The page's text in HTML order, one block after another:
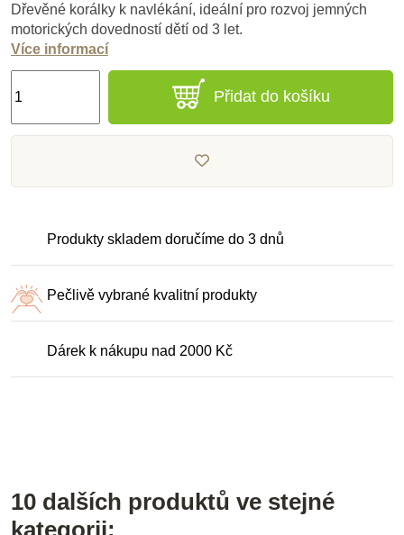
Dřevěné korálky k navlékání, ideální pro rozvoj jemných
motorických dovedností dětí od 3 let.
Více informací
Přidat do košíku
Produkty skladem doručíme do 3 dnů
Pečlivě vybrané kvalitní produkty
Dárek k nákupu nad 2000 Kč
10 dalších produktů ve stejné
kategorii: